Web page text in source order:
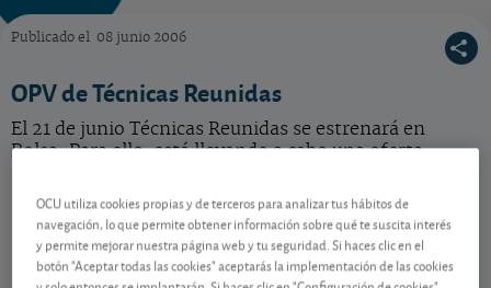
Publicado el 08 junio 2006
OPV de Técnicas Reunidas
El 21 de junio Técnicas Reunidas se estrenará en
Bolsa. Para ello, está llevando a cabo una oferta
acudir a ella? No se pierda nuestro consejo.
Contenido reservado a SOCIOS
OCU utiliza cookies propias y de terceros para analizar tus hábitos de
navegación, lo que permite obtener información sobre qué te suscita interés
y permite mejorar nuestra página web y tu seguridad. Si haces clic en el
botón "Aceptar todas las cookies" aceptarás la implementación de las cookies